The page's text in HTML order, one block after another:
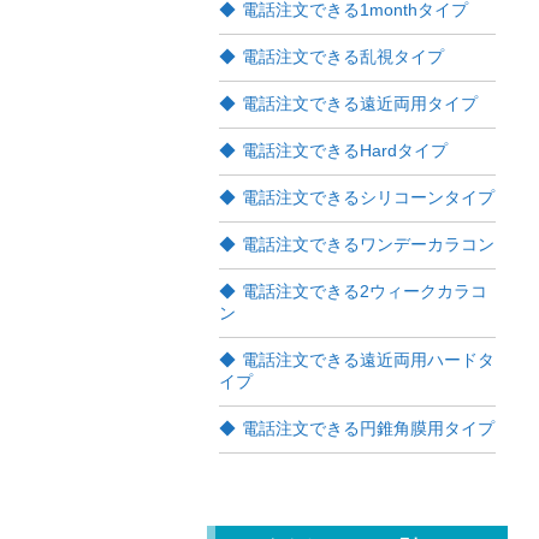
電話注文できる1monthタイプ
電話注文できる乱視タイプ
電話注文できる遠近両用タイプ
電話注文できるHardタイプ
電話注文できるシリコーンタイプ
電話注文できるワンデーカラコン
電話注文できる2ウィークカラコ
ン
電話注文できる遠近両用ハードタ
イプ
電話注文できる円錐角膜用タイプ